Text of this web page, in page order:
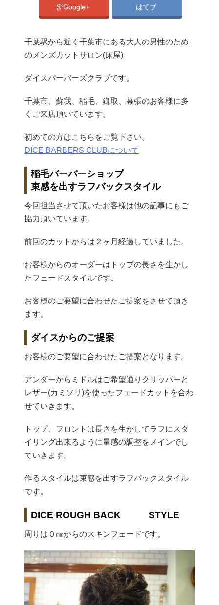
Google+ はてブ
千葉駅から近く千葉市にある大人の男性のため
のメンズカットサロン(床屋)
ダイスバーバーズクラブです。
千葉市、蘇我、稲毛、鎌取、幕張のお客様に多
くご来店頂いています。
初めての方はこちらをご覧下さい。
DICE BARBERS CLUBについて
稲毛バーバーショップ
束感を出すラフバックスタイル
今回担当させて頂いたお客様は他の記事にもご
協力頂いています。
前回のカットからは２ヶ月経過していました。
お客様からのオーダーはトップの長さを生かし
たフェードスタイルです。
お客様のご要望に合わせたご提案をさせて頂き
ます。
ダイスからのご提案
お客様のご要望に合わせたご提案となります。
アンダーからミドルはご希望通りクリッパーと
レザー(カミソリ)を使ったフェードカットを合わ
せていきます。
トップ、フロントは長さを生かしてラフにスタ
イリング出来るように量感の調整をメインでし
ていきます。
作るスタイルは束感を出すラフバックスタイル
です。
DICE ROUGH BACK STYLE
周りは０㎜からのスキンフェードです。